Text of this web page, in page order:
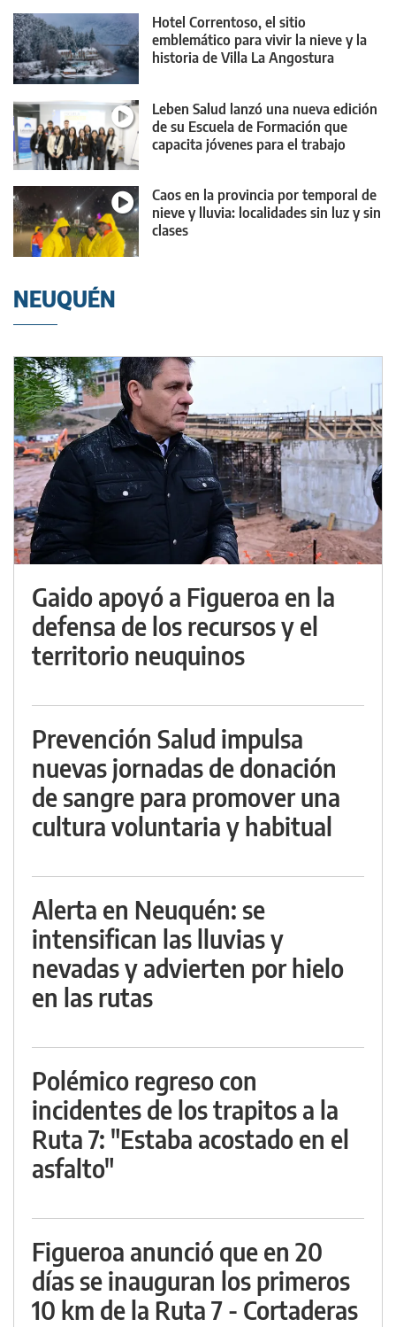
Hotel Correntoso, el sitio
emblemático para vivir la nieve y la
historia de Villa La Angostura
Leben Salud lanzó una nueva edición
de su Escuela de Formación que
capacita jóvenes para el trabajo
Caos en la provincia por temporal de
nieve y lluvia: localidades sin luz y sin
clases
NEUQUÉN
Gaido apoyó a Figueroa en la
defensa de los recursos y el
territorio neuquinos
Prevención Salud impulsa
nuevas jornadas de donación
de sangre para promover una
cultura voluntaria y habitual
Alerta en Neuquén: se
intensifican las lluvias y
nevadas y advierten por hielo
en las rutas
Polémico regreso con
incidentes de los trapitos a la
Ruta 7: "Estaba acostado en el
asfalto"
Figueroa anunció que en 20
días se inauguran los primeros
10 km de la Ruta 7 - Cortaderas